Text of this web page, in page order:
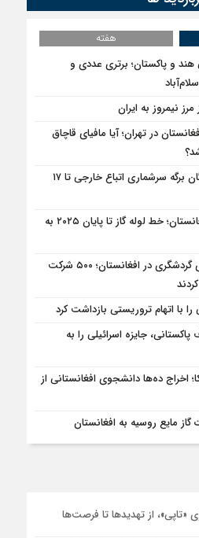
هفته
و پاکستان؛ برتری عددی و
در تهران؛ آیا مافیای قاچاق
مهلت تعیین تکلیف دارندگان برگه سرشماری اتباع خارجی تا ۱۷
پیشرفت پروژه تاپی در افغانستان؛ خط لوله گاز تا پایان ۲۰۲۵ به
افزایش چشمگیر شرکت‌های گردشگری در افغانستان؛ ۵۰۰ شرکت
جایزه اسرائیلی را به
اخراج ده‌ها دانشجوی افغانستانی از
«تاپی»، از تهدیدها تا فرصت‌ها